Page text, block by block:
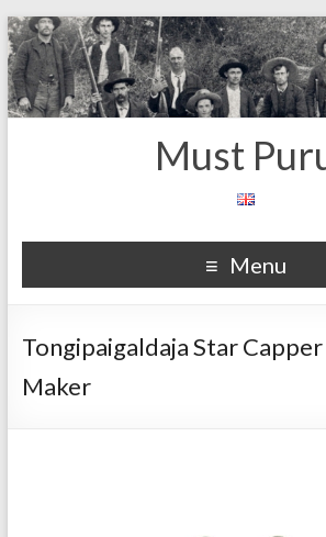
Must
Menu
Tongipaigaldaja Star Capper
Maker